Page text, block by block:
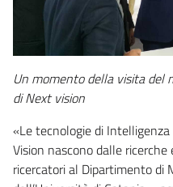
Un momento della visita del
di Next vision
«Le tecnologie di
Vision nascono dalle
ricercatori al Dipartimento di